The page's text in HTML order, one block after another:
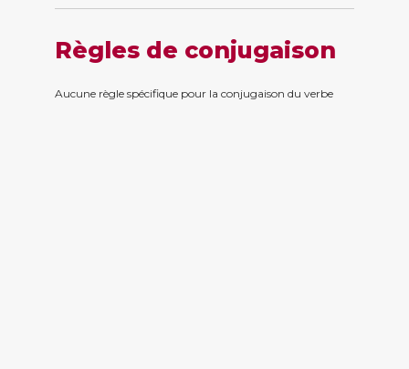
Règles de conjugaison
Aucune règle spécifique pour la conjugaison du verbe